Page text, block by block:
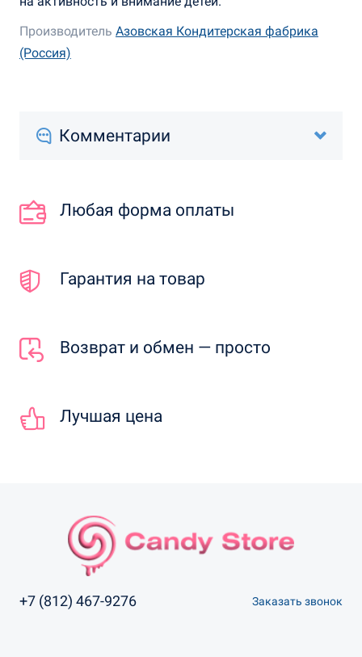
Производитель Азовская Кондитерская фабрика
(Россия)
Комментарии
Любая форма оплаты
Гарантия на товар
Возврат и обмен — просто
Лучшая цена
+7 (812) 467-9276 Заказать звонок